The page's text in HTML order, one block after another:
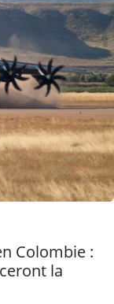
Colombie :
la